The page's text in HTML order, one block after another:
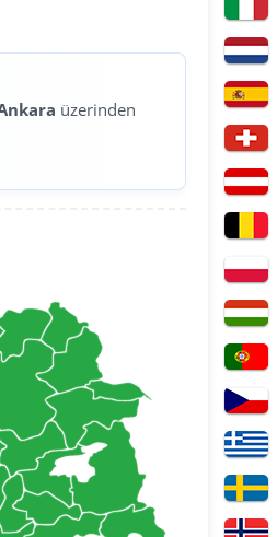
üzerinden